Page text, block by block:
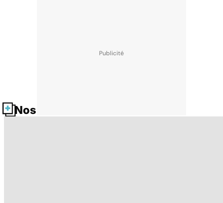
Nos fiches santé